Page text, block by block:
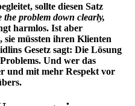
sollte diesen Satz
problem down clearly,
harmlos. Ist aber
müssten ihren Klienten
Gesetz sagt: Die Lösung
Und wer das
und mit mehr Respekt vor